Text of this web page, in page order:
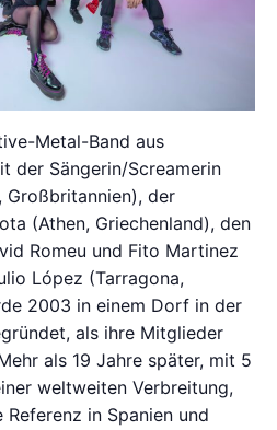
Metal-Band aus
der Sängerin/Screamerin
Großbritannien), der
(Athen, Griechenland), den
Romeu und Fito Martinez
López (Tarragona,
2003 in einem Dorf in der
als ihre Mitglieder
als 19 Jahre später, mit 5
weltweiten Verbreitung,
in Spanien und